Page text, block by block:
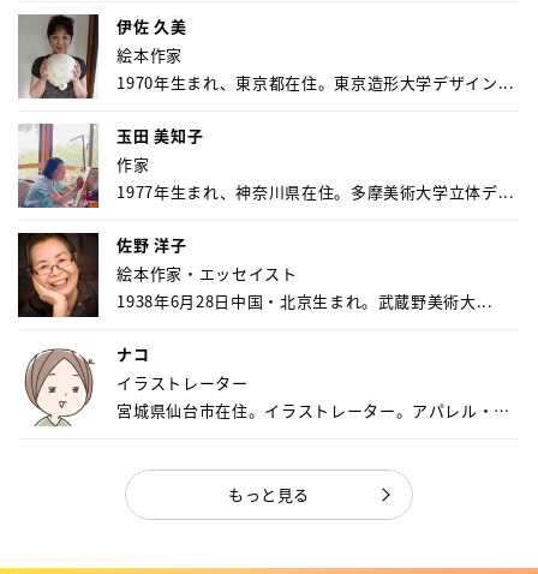
伊佐 久美
絵本作家
1970年生まれ、東京都在住。東京造形大学デザイン...
玉田 美知子
作家
1977年生まれ、神奈川県在住。多摩美術大学立体デ...
佐野 洋子
絵本作家・エッセイスト
1938年6月28日中国・北京生まれ。武蔵野美術大...
ナコ
イラストレーター
宮城県仙台市在住。イラストレーター。アパレル・キ
もっと見る